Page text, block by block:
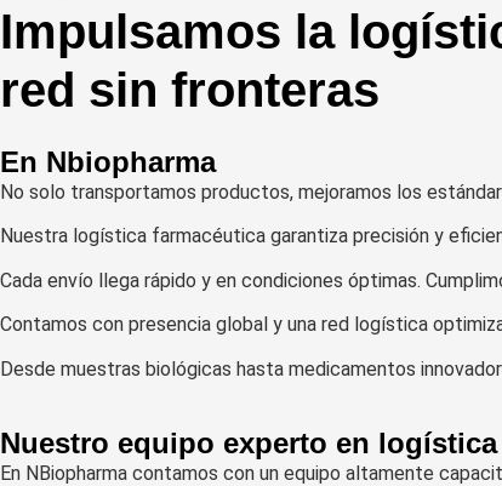
Impulsamos la
red sin fronteras
En Nbiopharma
No solo transportamos productos, mejoramos los
Nuestra logística farmacéutica garantiza precisión y
Cada envío llega rápido y en condiciones óptimas.
Contamos con presencia global y una red logística
Desde muestras biológicas hasta medicamentos
Nuestro equipo experto en
En NBiopharma contamos con un equipo altamente